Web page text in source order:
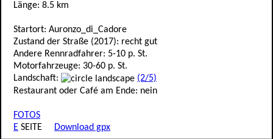
Länge: 8.5 km
Startort: Auronzo_di_Cadore
Zustand der Straße (2017): recht gut
Andere Rennradfahrer: 5-10 p. St.
Motorfahrzeuge: 30-60 p. St.
Landschaft:
(2/5)
Restaurant oder Café am Ende: nein
FOTOS
E SEITE Download gpx